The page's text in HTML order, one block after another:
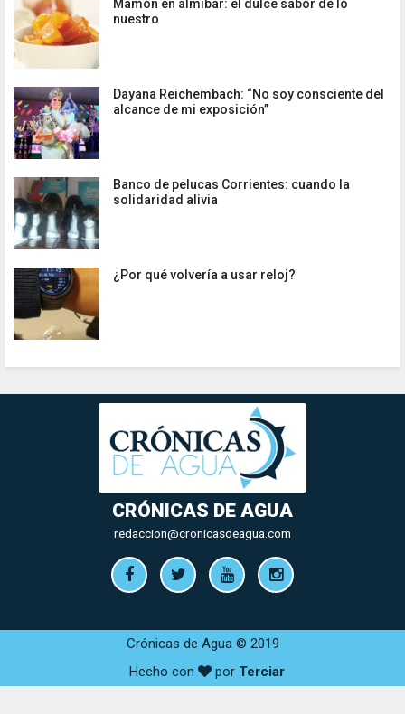
Mamón en almíbar: el dulce sabor de lo
nuestro
Dayana Reichembach: “No soy consciente del
alcance de mi exposición”
Banco de pelucas Corrientes: cuando la
solidaridad alivia
¿Por qué volvería a usar reloj?
CRÓNICAS DE AGUA
redaccion@cronicasdeagua.com
Crónicas de Agua © 2019
Hecho con
por Terciar